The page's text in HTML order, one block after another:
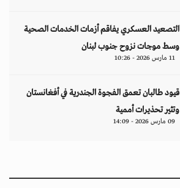
التصعيد العسكري يفاقم أزمات الخدمات الصحية
وسط موجات نزوح جنوب لبنان
11 مارس 2026 - 10:26
قيود طالبان تعمق الفجوة الجندرية في أفغانستان
وتثير تحذيرات أممية
09 مارس 2026 - 14:09